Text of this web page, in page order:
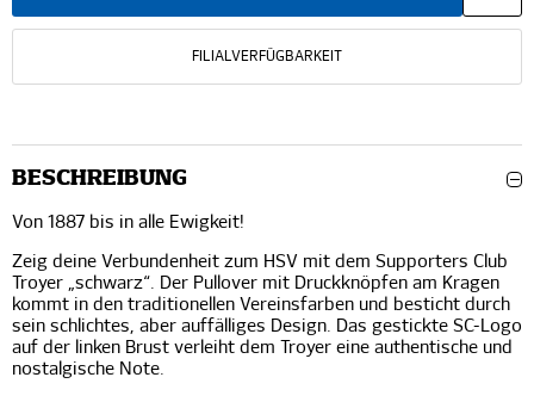
FILIALVERFÜGBARKEIT
BESCHREIBUNG
Von 1887 bis in alle Ewigkeit!
Zeig deine Verbundenheit zum HSV mit dem Supporters Club
Troyer „schwarz“. Der Pullover mit Druckknöpfen am Kragen
kommt in den traditionellen Vereinsfarben und besticht durch
sein schlichtes, aber auffälliges Design. Das gestickte SC-Logo
auf der linken Brust verleiht dem Troyer eine authentische und
nostalgische Note.